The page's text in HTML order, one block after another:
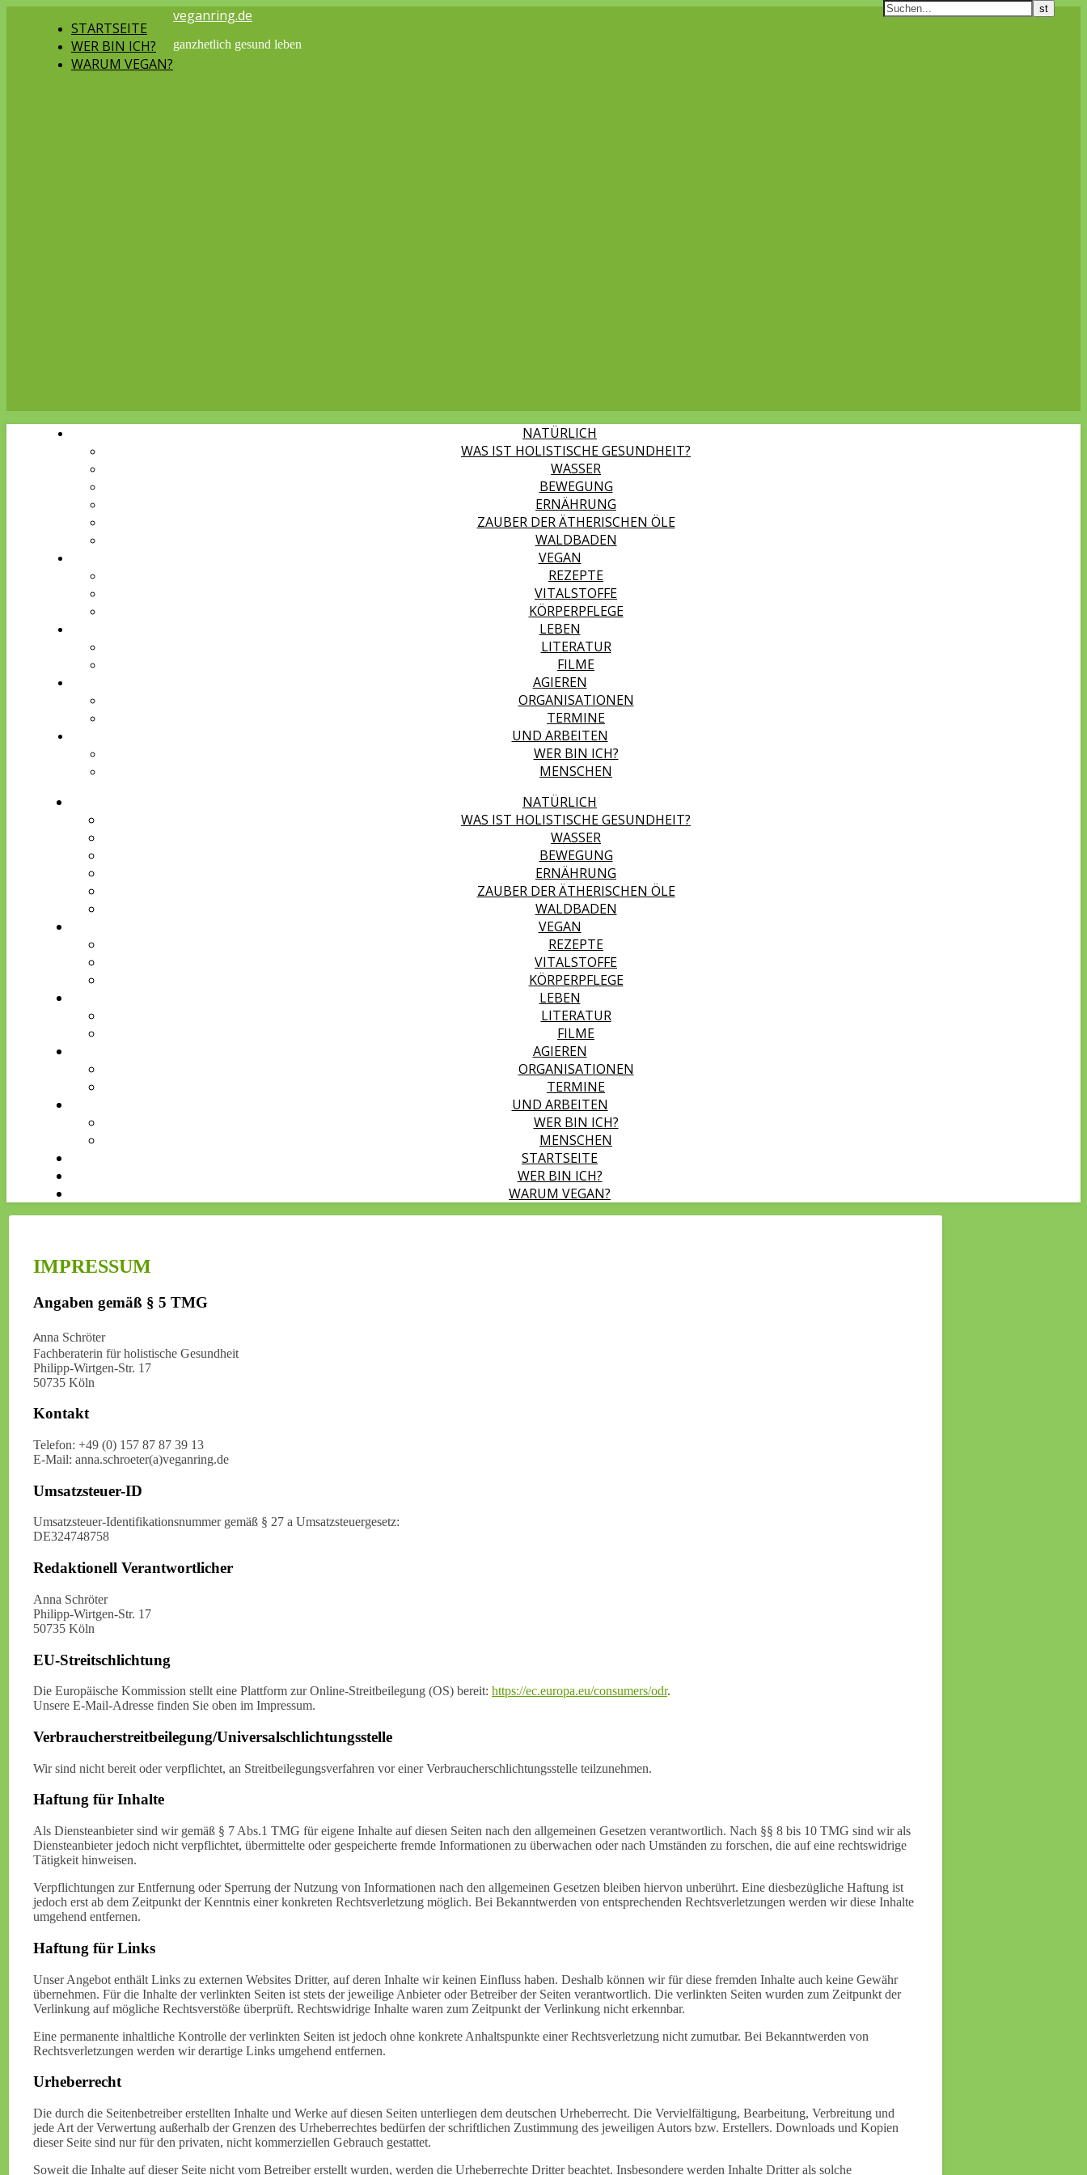
STARTSEITE
WER BIN ICH?
WARUM VEGAN?
veganring.de
ganzhetlich gesund leben
NATÜRLICH
WAS IST HOLISTISCHE GESUNDHEIT?
WASSER
BEWEGUNG
ERNÄHRUNG
ZAUBER DER ÄTHERISCHEN ÖLE
WALDBADEN
VEGAN
REZEPTE
VITALSTOFFE
KÖRPERPFLEGE
LEBEN
LITERATUR
FILME
AGIEREN
ORGANISATIONEN
TERMINE
UND ARBEITEN
WER BIN ICH?
MENSCHEN
NATÜRLICH
WAS IST HOLISTISCHE GESUNDHEIT?
WASSER
BEWEGUNG
ERNÄHRUNG
ZAUBER DER ÄTHERISCHEN ÖLE
WALDBADEN
VEGAN
REZEPTE
VITALSTOFFE
KÖRPERPFLEGE
LEBEN
LITERATUR
FILME
AGIEREN
ORGANISATIONEN
TERMINE
UND ARBEITEN
WER BIN ICH?
MENSCHEN
STARTSEITE
WER BIN ICH?
WARUM VEGAN?
IMPRESSUM
Angaben gemäß § 5 TMG
Anna Schröter
Fachberaterin für holistische Gesundheit
Philipp-Wirtgen-Str. 17
50735 Köln
Kontakt
Telefon: +49 (0) 157 87 87 39 13
E-Mail: anna.schroeter(a)veganring.de
Umsatzsteuer-ID
Umsatzsteuer-Identifikationsnummer gemäß § 27 a Umsatzsteuergesetz:
DE324748758
Redaktionell Verantwortlicher
Anna Schröter
Philipp-Wirtgen-Str. 17
50735 Köln
EU-Streitschlichtung
Die Europäische Kommission stellt eine Plattform zur Online-Streitbeilegung (OS) bereit: https://ec.europa.eu/consumers/odr.
Unsere E-Mail-Adresse finden Sie oben im Impressum.
Verbraucher­streit­beilegung/Universal­schlichtungs­stelle
Wir sind nicht bereit oder verpflichtet, an Streitbeilegungsverfahren vor einer Verbraucherschlichtungsstelle teilzunehmen.
Haftung für Inhalte
Als Diensteanbieter sind wir gemäß § 7 Abs.1 TMG für eigene Inhalte auf diesen Seiten nach den allgemeinen Gesetzen verantwortlich. Nach §§ 8 bis 10 TMG sind wir als
Diensteanbieter jedoch nicht verpflichtet, übermittelte oder gespeicherte fremde Informationen zu überwachen oder nach Umständen zu forschen, die auf eine rechtswidrige
Tätigkeit hinweisen.
Verpflichtungen zur Entfernung oder Sperrung der Nutzung von Informationen nach den allgemeinen Gesetzen bleiben hiervon unberührt. Eine diesbezügliche Haftung ist
jedoch erst ab dem Zeitpunkt der Kenntnis einer konkreten Rechtsverletzung möglich. Bei Bekanntwerden von entsprechenden Rechtsverletzungen werden wir diese Inhalte
umgehend entfernen.
Haftung für Links
Unser Angebot enthält Links zu externen Websites Dritter, auf deren Inhalte wir keinen Einfluss haben. Deshalb können wir für diese fremden Inhalte auch keine Gewähr
übernehmen. Für die Inhalte der verlinkten Seiten ist stets der jeweilige Anbieter oder Betreiber der Seiten verantwortlich. Die verlinkten Seiten wurden zum Zeitpunkt der
Verlinkung auf mögliche Rechtsverstöße überprüft. Rechtswidrige Inhalte waren zum Zeitpunkt der Verlinkung nicht erkennbar.
Eine permanente inhaltliche Kontrolle der verlinkten Seiten ist jedoch ohne konkrete Anhaltspunkte einer Rechtsverletzung nicht zumutbar. Bei Bekanntwerden von
Rechtsverletzungen werden wir derartige Links umgehend entfernen.
Urheberrecht
Die durch die Seitenbetreiber erstellten Inhalte und Werke auf diesen Seiten unterliegen dem deutschen Urheberrecht. Die Vervielfältigung, Bearbeitung, Verbreitung und
jede Art der Verwertung außerhalb der Grenzen des Urheberrechtes bedürfen der schriftlichen Zustimmung des jeweiligen Autors bzw. Erstellers. Downloads und Kopien
dieser Seite sind nur für den privaten, nicht kommerziellen Gebrauch gestattet.
Soweit die Inhalte auf dieser Seite nicht vom Betreiber erstellt wurden, werden die Urheberrechte Dritter beachtet. Insbesondere werden Inhalte Dritter als solche